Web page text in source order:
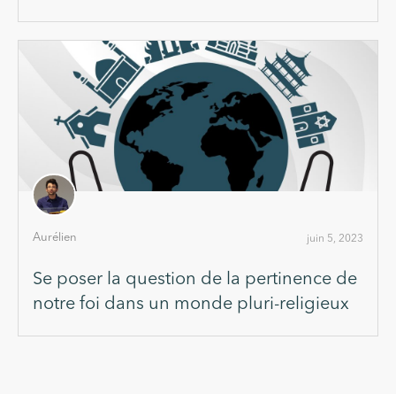
Aurélien juin 5, 2023
Se poser la question de la pertinence de
notre foi dans un monde pluri-religieux